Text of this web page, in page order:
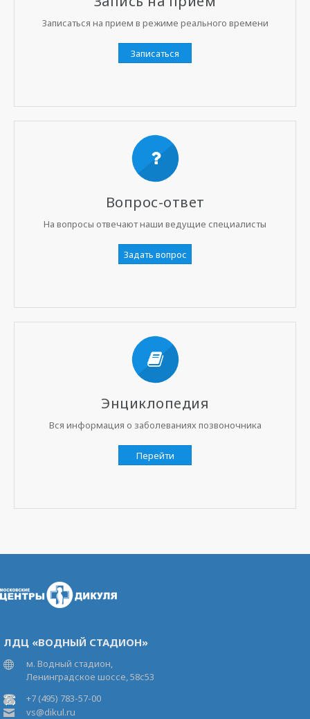
Записаться на прием в режиме реального времени
Записаться
Вопрос-ответ
На вопросы отвечают наши ведущие специалисты
Задать вопрос
Энциклопедия
Вся информация о заболеваниях позвоночника
Перейти
ЛДЦ «ВОДНЫЙ СТАДИОН»
м. Водный стадион,
Ленинградское шоссе, 58с53
+7 (495) 783-57-00
vs@dikul.ru